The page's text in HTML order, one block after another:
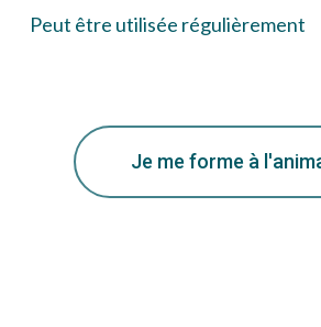
Peut être utilisée régulièrement
Je me forme à